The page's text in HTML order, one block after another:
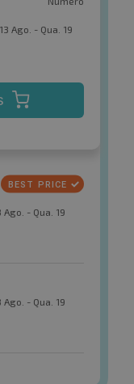
Ago. - Qua. 19
- Qua. 19
- Qua. 19